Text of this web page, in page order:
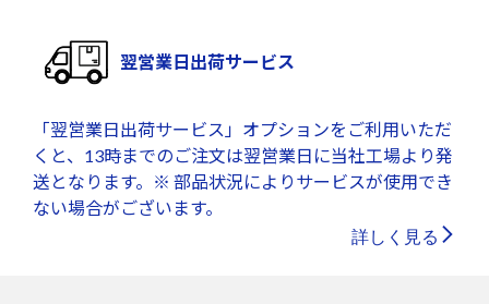
翌営業日出荷サービス
「翌営業日出荷サービス」オプションをご利用いただ
くと、13時までのご注文は翌営業日に当社工場より発
送となります。※ 部品状況によりサービスが使用でき
ない場合がございます。
詳しく見る